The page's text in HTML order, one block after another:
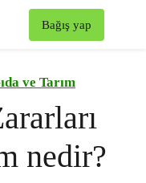
Bağış yap
ve Tarım
nedir?